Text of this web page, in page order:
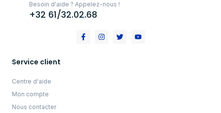
Besoin d'aide ? Appelez-nous !
+32 61/32.02.68
Service client
Centre d'aide
Mon compte
Nous contacter